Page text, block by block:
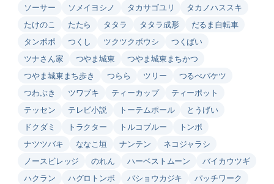
ソーサー
ソメイヨシノ タカサゴユリ
タカノハススキ
たけのこ
たたら タタラ タタラ成形
だるま自転車
タンポポ
つくし ツクツクボウシ
つくばい
ツナさん家
つやま城東
つやま城東まちかつ
つやま城東まち歩き
つらら ツリー
つるべバケツ
つわぶき
ツワブキ ティーカップ
ティーポット
テッセン
テレビ小説 トーテムポール
とうげい
ドクダミ
トラクター トルコブルー
トンボ
ナツツバキ
ななこ垣 ナンテン
ネコジャラシ
ノースビレッジ
のれん ハーベストムーン
バイカウツギ
ハクラン
ハグロトンボ バショウカジキ
パッチワーク